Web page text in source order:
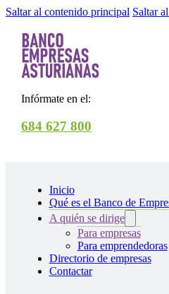
Saltar al contenido principal Saltar
Infórmate en el:
684 627 800
Inicio
Qué es el Banco de
A quién se dirige
Para empresas
Para emprendedoras
Directorio de empresas
Contactar